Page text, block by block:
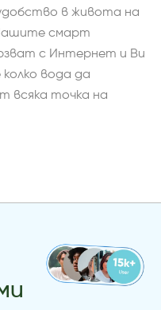
в живота на
смарт
с Интернет и Ви
вода да
всяка точка на